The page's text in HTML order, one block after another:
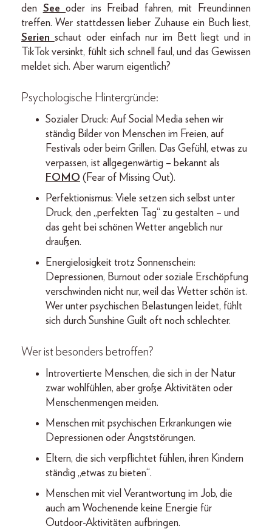
den Seeoder ins Freibad fahren, mit Freund:innen
treffen. Wer stattdessen lieber Zuhause ein Buch liest,
Serien schaut oder einfach nur im Bett liegt und in
TikTok versinkt, fühlt sich schnell faul, und das Gewissen
meldet sich. Aber warum eigentlich?
Psychologische Hintergründe:
Sozialer Druck: Auf Social Media sehen wir
ständig Bilder von Menschen im Freien, auf
Festivals oder beim Grillen. Das Gefühl, etwas zu
verpassen, ist allgegenwärtig – bekannt als
FOMO (Fear of Missing Out).
Perfektionismus: Viele setzen sich selbst unter
Druck, den „perfekten Tag“ zu gestalten – und
das geht bei schönen Wetter angeblich nur
draußen.
Energielosigkeit trotz Sonnenschein:
Depressionen, Burnout oder soziale Erschöpfung
verschwinden nicht nur, weil das Wetter schön ist.
Wer unter psychischen Belastungen leidet, fühlt
sich durch Sunshine Guilt oft noch schlechter.
Wer ist besonders betroffen?
Introvertierte Menschen, die sich in der Natur
zwar wohlfühlen, aber große Aktivitäten oder
Menschenmengen meiden.
Menschen mit psychischen Erkrankungen wie
Depressionen oder Angststörungen.
Eltern, die sich verpflichtet fühlen, ihren Kindern
ständig „etwas zu bieten“.
Menschen mit viel Verantwortung im Job, die
auch am Wochenende keine Energie für
Outdoor-Aktivitäten aufbringen.